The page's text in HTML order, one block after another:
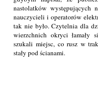
nastolatków występujących
nauczycieli i operatorów
tak nie było. Czytelnia dla
wierzchnich okryci łamały
szukali miejsc, co rusz w
stały pod ścianami.